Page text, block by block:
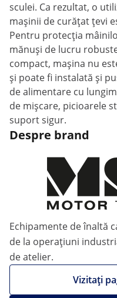
sculei. Ca rezultat, o
mașinii de curățat țevi
Pentru protecția
mănuși de lucru
compact, mașina nu
și poate fi instalată și
de alimentare cu
de mișcare, picioarele
suport sigur.
Despre brand
Echipamente de înaltă
de la operațiuni
de atelier.
Vizitați